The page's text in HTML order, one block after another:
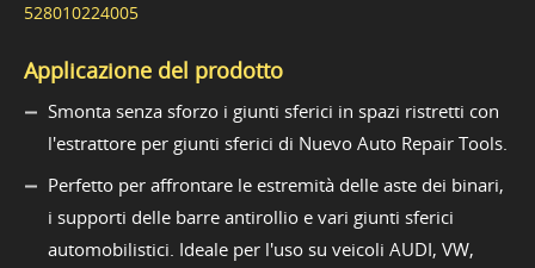
528010224005
Applicazione del prodotto
Smonta senza sforzo i giunti sferici in spazi ristretti con
l'estrattore per giunti sferici di Nuevo Auto Repair Tools.
Perfetto per affrontare le estremità delle aste dei binari,
i supporti delle barre antirollio e vari giunti sferici
automobilistici. Ideale per l'uso su veicoli AUDI, VW,